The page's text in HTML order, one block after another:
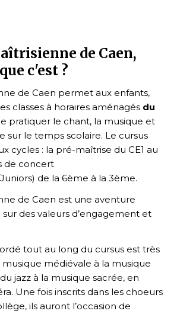
de Caen,
c'est ?
de Caen permet aux enfants,
classes à horaires aménagés du
pratiquer le chant, la musique et
sur le temps scolaire. Le cursus
cycles : la pré-maîtrise du CE1 au
de concert
de la 6ème à la 3ème.
de Caen est une aventure
des valeurs d’engagement et
tout au long du cursus est très
musique médiévale à la musique
jazz à la musique sacrée, en
Une fois inscrits dans les choeurs
ils auront l’occasion de